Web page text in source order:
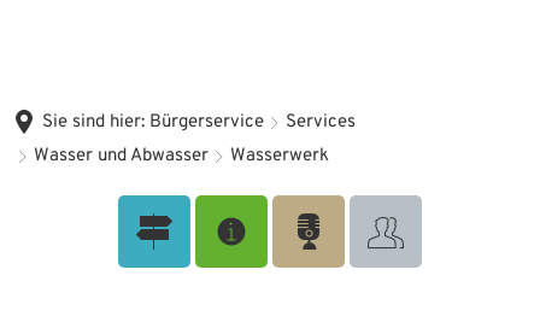
Sie sind hier: Bürgerservice
Services
Wasser und Abwasser
Wasserwerk